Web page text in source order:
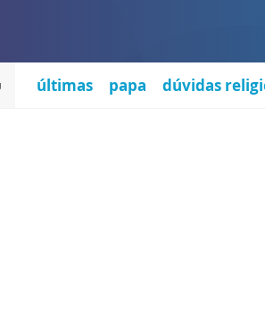
últimas papa dúvidas